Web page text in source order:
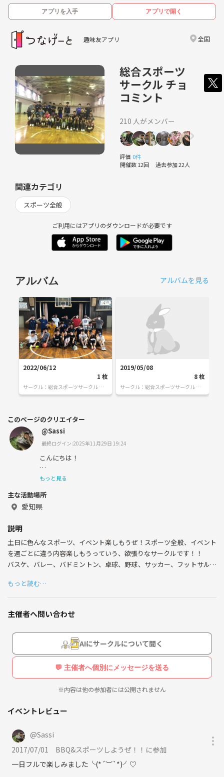
アプリを入手 アプリで開く
趣味友アプリ 全国
総合スポーツ
サークル チョ
コミント
210 人がメンバー
評価 0件
開催数 12回 過去参加 22人
関連カテゴリ
スポーツ全般
ご利用にはアプリのダウンロードが必要です
アルバム アルバムを見る
2022/06/12
1 枚
サークル： 総合スポーツサークル チ
ョコミント
2019/05/08
8枚
サークル： 総合スポーツサークル チ
ョコミント
このページのクリエイター
@Sassi
最終ログイン:2025年11月29日 19:24
こんにちは！
スポーツや旅大好きな32歳です‼️
国内旅行も海外旅行も、美味しい物食べるのも大好きなの
で気軽に絡んで下さい✨
がさした為自分で作りました‼️
学生時代にも複数の学校が集まり構成されてたサークルで
ベント楽しもうぜ‼️
ってサークルです。
心地よい場所は皆んなで作る物だと思っているので積極的
な参加と交流お待ちしてます😁🎵
ちなみに、仕事、年齢、役職など一切関係なしにタメ口で
もオッケーなフランクなサークル(礼儀は大事)な形にして
お手数ですが、ボードに記載されたものへは個別返信でき
ないのと、イベントへの質問も通知が来ず、返信出来ない
もっと見る
主な活動場所
愛知県
説明
土日に色んなスポーツ、イベント楽しもうぜ！スポーツ全般、イベント
を週ごとに違う内容楽しもうっていう、欲張りなサークルです！！
バスケ、バレー、バドミントン、卓球、野球、サッカー、フットサル、
他にも、ボーリング大会、バーベキュー、旅行、などなど。
経験など関係無し！👍
楽しみたいから参加するっていう人大歓迎ですよ(*^^*)
参加費は場所によって400円〜500円です。(フットサルは1000円〜1500
円)
車出せる人は相乗りなどで参加費優遇したりとかしてます！(タダにな
るなど)
イベントなども開くので退屈な生活に飽き飽きした人お待ちしておりま
初心者大歓迎、道具もある程度揃ってます(ある人は持参大歓迎)(＾ｰ^)/
サークルに問い合わせるから直接メッセージ下さい‼️
■次回イベント予定■
もっと読む…
主催者へ問い合わせ
AIにサークルについて聞く
💬 主催者へ個別にメッセージを送る
※内容は他の参加者には公開されません
イベントレビュー
@Sassi
2017/07/01
BBQ&スポーツしようぜ！！に参加
一日フルで楽しみました╰(*´︶`*)╯♡